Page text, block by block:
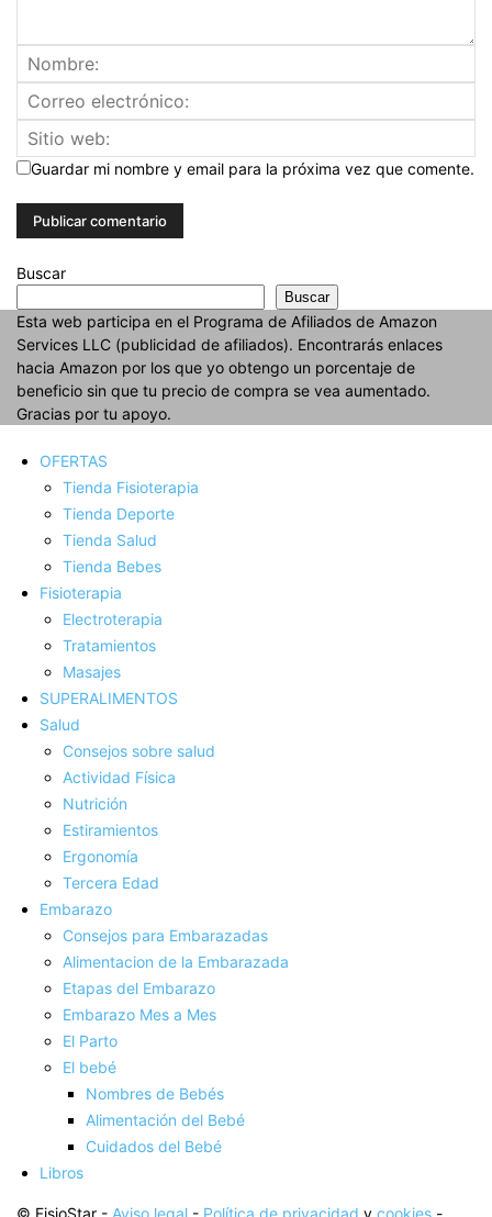
Guardar mi nombre y email para la próxima vez que comente.
Buscar
Buscar
Esta web participa en el Programa de Afiliados de Amazon
Services LLC (publicidad de afiliados). Encontrarás enlaces
hacia Amazon por los que yo obtengo un porcentaje de
beneficio sin que tu precio de compra se vea aumentado.
Gracias por tu apoyo.
OFERTAS
Tienda Fisioterapia
Tienda Deporte
Tienda Salud
Tienda Bebes
Fisioterapia
Electroterapia
Tratamientos
Masajes
SUPERALIMENTOS
Salud
Consejos sobre salud
Actividad Fí­sica
Nutrición
Estiramientos
Ergonomí­a
Tercera Edad
Embarazo
Consejos para Embarazadas
Alimentacion de la Embarazada
Etapas del Embarazo
Embarazo Mes a Mes
El Parto
El bebé
Nombres de Bebés
Alimentación del Bebé
Cuidados del Bebé
Libros
© FisioStar - Aviso legal - Política de privacidad y cookies -